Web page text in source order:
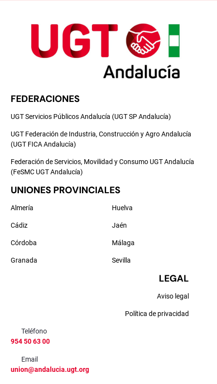
FEDERACIONES
UGT Servicios Públicos Andalucía (UGT SP Andalucía)
UGT Federación de Industria, Construcción y Agro Andalucía
(UGT FICA Andalucía)
Federación de Servicios, Movilidad y Consumo UGT Andalucía
(FeSMC UGT Andalucía)
UNIONES PROVINCIALES
Almería
Cádiz
Córdoba
Granada
Huelva
Jaén
Málaga
Sevilla
LEGAL
Aviso legal
Política de privacidad
Teléfono
954 50 63 00
Email
union@andalucia.ugt.org